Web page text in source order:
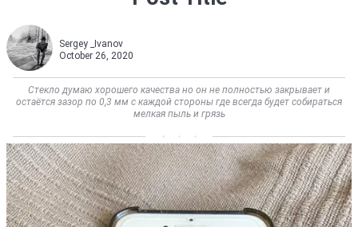
Sergey _Ivanov
October 26, 2020
Стекло думаю хорошего качества но он не полностью закрывает и
остаётся зазор по 0,3 мм с каждой стороны где всегда будет собираться
мелкая пыль и грязь